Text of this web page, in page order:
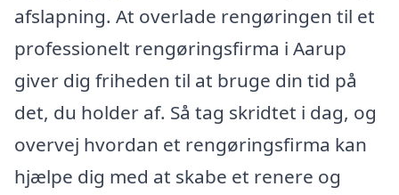
afslapning. At overlade rengøringen til et
professionelt rengøringsfirma i Aarup
giver dig friheden til at bruge din tid på
det, du holder af. Så tag skridtet i dag, og
overvej hvordan et rengøringsfirma kan
hjælpe dig med at skabe et renere og